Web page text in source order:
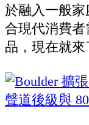
於融入一般
合現代消費
品，現在就來